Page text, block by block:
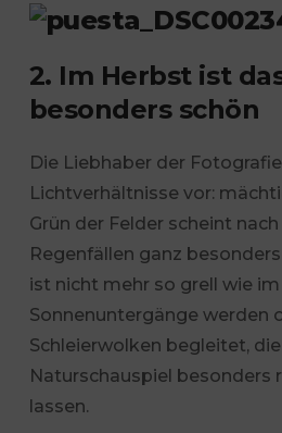
2. Im Herbst ist
besonders schön
Die Liebhaber der
Lichtverhältnisse vor:
Grün der Felder scheint
Regenfällen ganz
ist nicht mehr so grell wie
Sonnenuntergänge werden
Schleierwolken begleitet,
Naturschauspiel besonders
lassen.